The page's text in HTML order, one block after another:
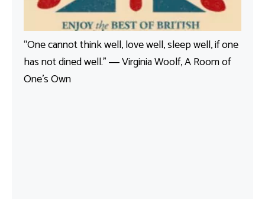
“One cannot think well, love well, sleep well, if one
has not dined well.” ― Virginia Woolf, A Room of
One’s Own